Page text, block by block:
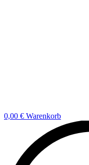
0,00 € Warenkorb